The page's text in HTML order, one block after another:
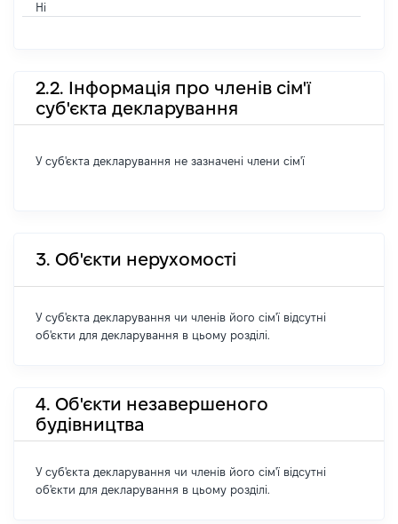
Ні
2.2. Інформація про членів сім'ї
суб'єкта декларування
У суб'єкта декларування не зазначені члени сім'ї
3. Об'єкти нерухомості
У суб'єкта декларування чи членів його сім'ї відсутні
об'єкти для декларування в цьому розділі.
4. Об'єкти незавершеного
будівництва
У суб'єкта декларування чи членів його сім'ї відсутні
об'єкти для декларування в цьому розділі.